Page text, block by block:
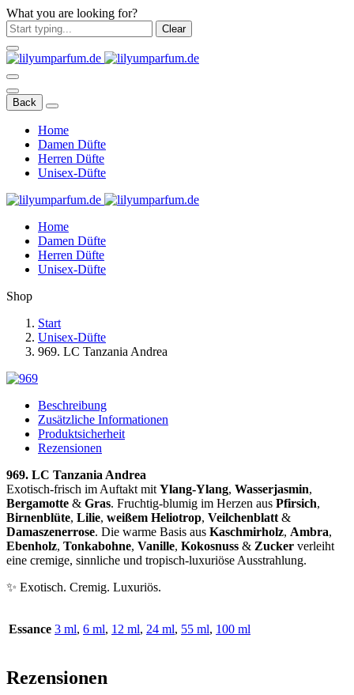
What you are looking for?
Clear
Back
Home
Damen Düfte
Herren Düfte
Unisex-Düfte
Home
Damen Düfte
Herren Düfte
Unisex-Düfte
Shop
Start
Unisex-Düfte
969. LC Tanzania Andrea
Beschreibung
Zusätzliche Informationen
Produktsicherheit
Rezensionen
969. LC Tanzania Andrea
Exotisch-frisch im Auftakt mit Ylang-Ylang, Wasserjasmin,
Bergamotte & Gras. Fruchtig-blumig im Herzen aus Pfirsich,
Birnenblüte, Lilie, weißem Heliotrop, Veilchenblatt &
Damaszenerrose. Die warme Basis aus Kaschmirholz, Ambra,
Ebenholz, Tonkabohne, Vanille, Kokosnuss & Zucker verleiht
eine cremige, sinnliche und tropisch-luxuriöse Ausstrahlung.
✨ Exotisch. Cremig. Luxuriös.
Essance 3 ml, 6 ml, 12 ml, 24 ml, 55 ml, 100 ml
Rezensionen